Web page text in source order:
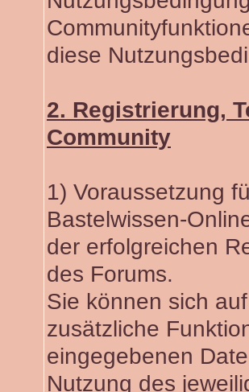
diese
2. Registrierung,
Community
1) Voraussetzung
Bastelwissen-
der erfolgreichen
des Forums.
Sie können sich
zusätzliche
eingegebenen
Nutzung des